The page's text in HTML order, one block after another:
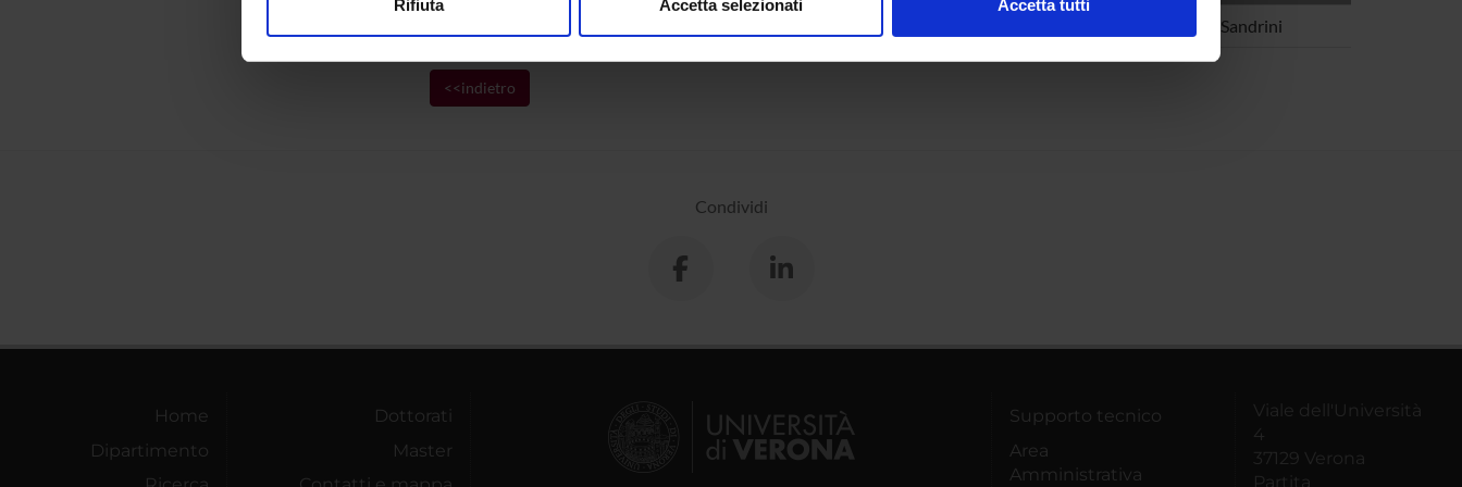
di analisi dei dati web, pubblicità e social media, i quali potrebbero combinarle con altre informazioni che hai fornito loro o
che hanno raccolto dal tuo utilizzo dei loro servizi.
Rifiuta Accetta selezionati Accetta tutti
Giuseppe Sandrini
<<indietro
Condividi
Home
Dipartimento
Dottorati
Master
Supporto tecnico
Area
Amministrativa
Viale dell'Università
4
37129 Verona
Partita